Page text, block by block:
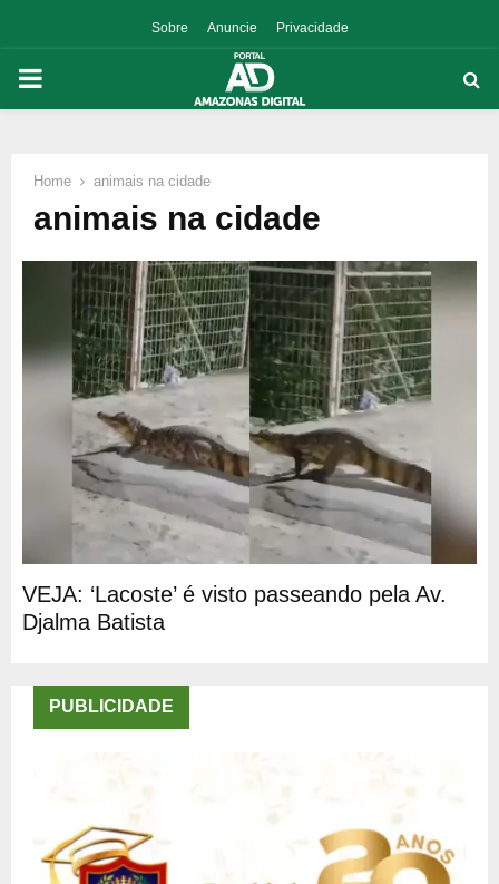
Sobre Anuncie Privacidade
PRIMARY
Home animais na cidade
animais na cidade
VEJA: ‘Lacoste’ é visto passeando pela Av.
Djalma Batista
PUBLICIDADE